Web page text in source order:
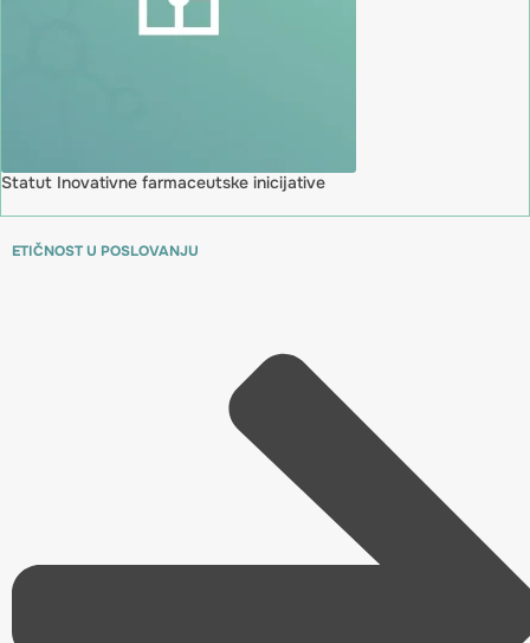
Statut Inovativne farmaceutske inicijative
ETIČNOST U POSLOVANJU